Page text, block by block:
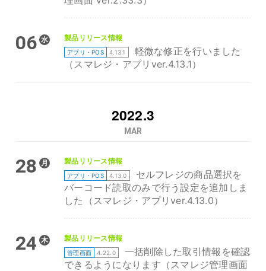
06 水 製品リリース情報
アプリ・POS 4.13.1
軽微な修正を行いました
（スマレジ・アプリver.4.13.1）
2022.3
MAR
28 月 製品リリース情報
アプリ・POS 4.13.0
セルフレジの商品選択を
バーコード読取のみで行う設定を追加しま
した（スマレジ・アプリver.4.13.0）
24 木 製品リリース情報
管理画面 4.22.0
一括削除した取引情報を確認
できるようになります（スマレジ管理画面